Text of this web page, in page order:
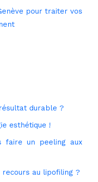
pour traiter vos
durable ?
esthétique !
faire un peeling aux
au lipofiling ?